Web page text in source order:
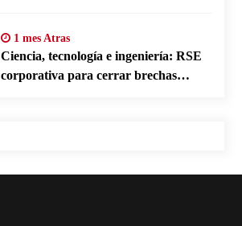
1 mes Atras
Ciencia, tecnología e ingeniería: RSE
corporativa para cerrar brechas